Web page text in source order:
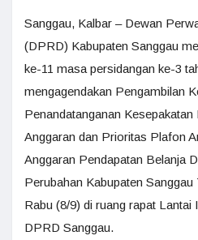
Sanggau, Kalbar – Dewan
(DPRD) Kabupaten Sanggau
ke-11 masa persidangan ke-3
mengagendakan Pengambilan
Penandatanganan Kesepakatan
Anggaran dan Prioritas Plafon
Anggaran Pendapatan Belanja
Perubahan Kabupaten Sanggau
Rabu (8/9) di ruang rapat Lantai
DPRD Sanggau.